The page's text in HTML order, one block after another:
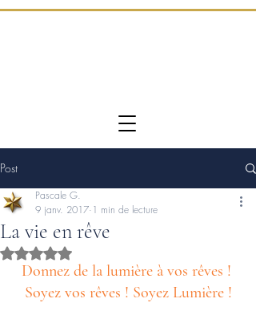
Post
La vie en rêve
Pascale G.
9 janv. 2017 1 min de lecture
Noté NaN étoiles sur 5.
Donnez de la lumière à vos rêves !
Soyez vos rêves ! Soyez Lumière !